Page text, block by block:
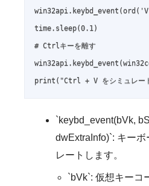
time.sleep(0.1)
# Ctrlキーを離す
`keybd_event(bVk,
dwExtraInfo)`: キーボ
レートします。
`bVk`: 仮想キーコ